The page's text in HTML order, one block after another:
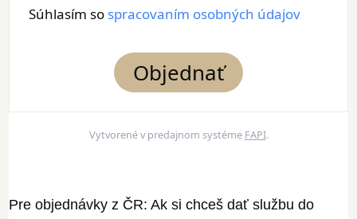
Súhlasím so spracovaním osobných údajov
Objednať
Vytvorené v predajnom systéme FAPI.
Pre objednávky z ČR: Ak si chceš dať službu do